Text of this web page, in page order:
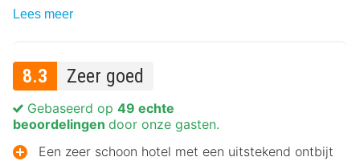
Lees meer
8.3 Zeer goed
Gebaseerd op 49 echte
beoordelingen door onze gasten.
Een zeer schoon hotel met een uitstekend ontbijt